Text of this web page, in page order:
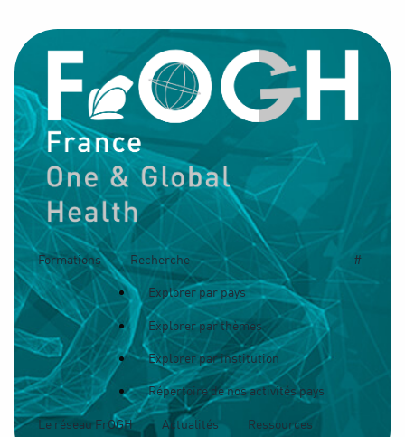
Formations Recherche
Explorer par pays
Explorer par thèmes
Explorer par institution
Répertoire de nos activités pays
#
Le réseau FrOGH Actualités Ressources